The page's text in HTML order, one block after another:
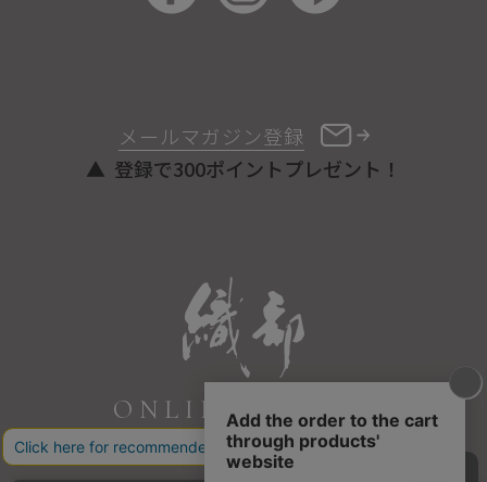
ONLINE STORE
メールマガジン登録
登録で300ポイントプレゼント！